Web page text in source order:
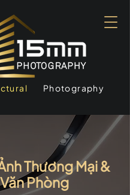
Photography
Thương Mại &
Văn Phòng